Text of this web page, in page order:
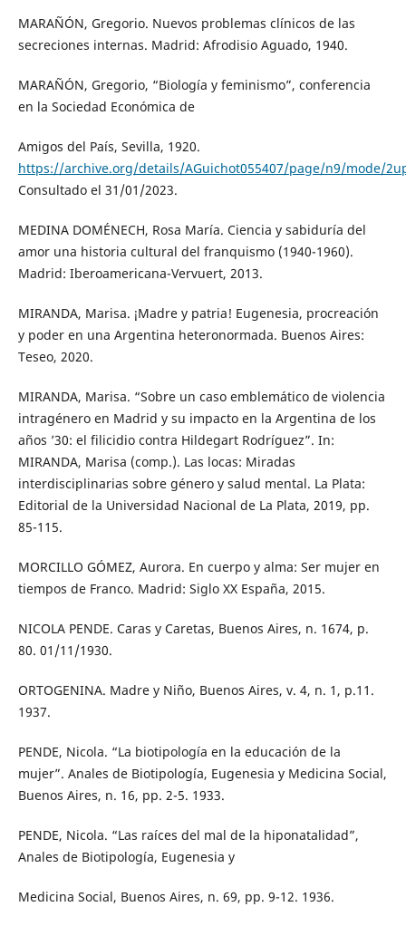
MARAÑÓN, Gregorio. Nuevos problemas clínicos de las
secreciones internas. Madrid: Afrodisio Aguado, 1940.
MARAÑÓN, Gregorio, “Biología y feminismo”, conferencia
en la Sociedad Económica de
Amigos del País, Sevilla, 1920.
https://archive.org/details/AGuichot055407/page/n9/mode/
Consultado el 31/01/2023.
MEDINA DOMÉNECH, Rosa María. Ciencia y sabiduría del
amor una historia cultural del franquismo (1940-1960).
Madrid: Iberoamericana-Vervuert, 2013.
MIRANDA, Marisa. ¡Madre y patria! Eugenesia, procreación
y poder en una Argentina heteronormada. Buenos Aires:
Teseo, 2020.
MIRANDA, Marisa. “Sobre un caso emblemático de violencia
intragénero en Madrid y su impacto en la Argentina de los
años ’30: el filicidio contra Hildegart Rodríguez”. In:
MIRANDA, Marisa (comp.). Las locas: Miradas
interdisciplinarias sobre género y salud mental. La Plata:
Editorial de la Universidad Nacional de La Plata, 2019, pp.
85-115.
MORCILLO GÓMEZ, Aurora. En cuerpo y alma: Ser mujer en
tiempos de Franco. Madrid: Siglo XX España, 2015.
NICOLA PENDE. Caras y Caretas, Buenos Aires, n. 1674, p.
80. 01/11/1930.
ORTOGENINA. Madre y Niño, Buenos Aires, v. 4, n. 1, p.11.
1937.
PENDE, Nicola. “La biotipología en la educación de la
mujer”. Anales de Biotipología, Eugenesia y Medicina Social,
Buenos Aires, n. 16, pp. 2-5. 1933.
PENDE, Nicola. “Las raíces del mal de la hiponatalidad”,
Anales de Biotipología, Eugenesia y
Medicina Social, Buenos Aires, n. 69, pp. 9-12. 1936.